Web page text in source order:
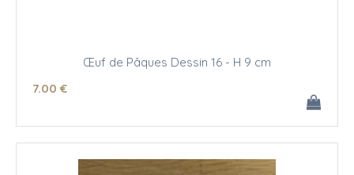
Œuf de Pâques Dessin 16 - H 9 cm
7.00 €